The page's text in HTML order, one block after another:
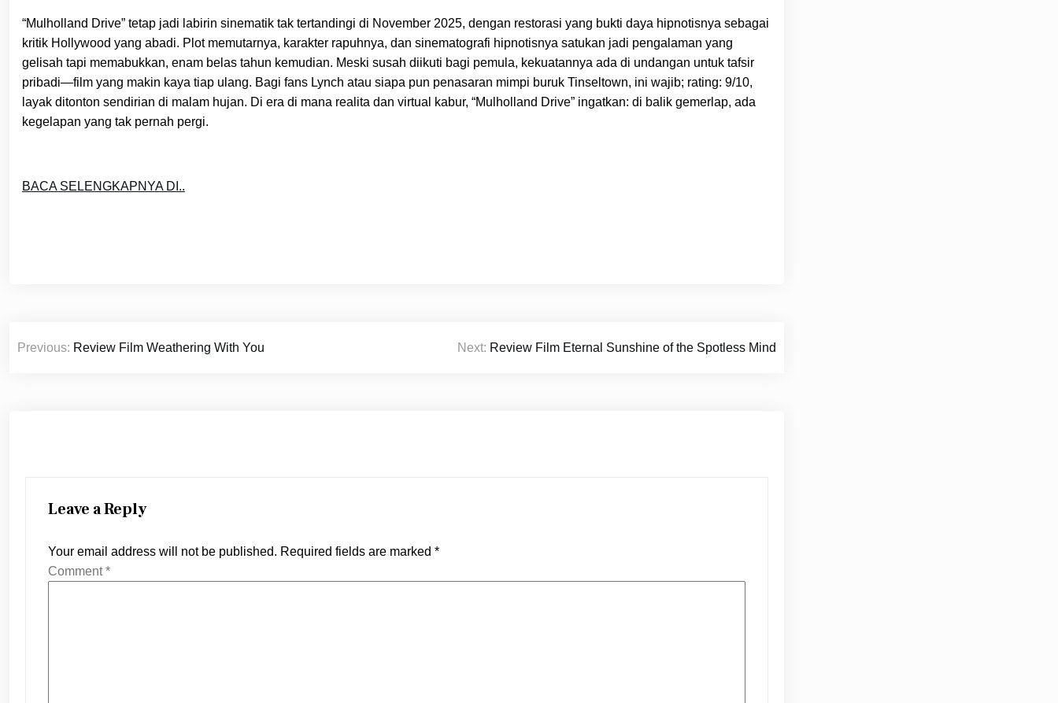
“Mulholland Drive” tetap jadi labirin sinematik tak tertandingi di November 2025, dengan restorasi yang bukti daya hipnotisnya sebagai
kritik Hollywood yang abadi. Plot memutarnya, karakter rapuhnya, dan sinematografi hipnotisnya satukan jadi pengalaman yang
gelisah tapi memabukkan, enam belas tahun kemudian. Meski susah diikuti bagi pemula, kekuatannya ada di undangan untuk tafsir
pribadi—film yang makin kaya tiap ulang. Bagi fans Lynch atau siapa pun penasaran mimpi buruk Tinseltown, ini wajib; rating: 9/10,
layak ditonton sendirian di malam hujan. Di era di mana realita dan virtual kabur, “Mulholland Drive” ingatkan: di balik gemerlap, ada
kegelapan yang tak pernah pergi.
BACA SELENGKAPNYA DI..
navigation
Previous: Review Film Weathering With You Next: Review Film Eternal Sunshine of the Spotless Mind
Leave a Reply
Your email address will not be published. Required fields are marked *
Comment*